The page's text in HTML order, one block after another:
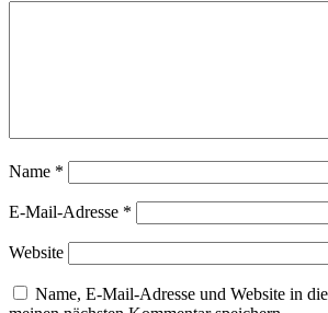
Name *
E-Mail-Adresse *
Website
Name, E-Mail-Adresse und Website in